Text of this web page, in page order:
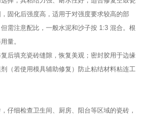
固化后强度高，适用于对强度要求较高的部
需注意配比，一般水泥和沙子按 1:3 混合。根
量。​
后填充瓷砖缝隙，恢复美观；密封胶用于边缘
（若使用模具辅助修复）防止粘结材料粘连工
仔细检查卫生间、厨房、阳台等区域的瓷砖，